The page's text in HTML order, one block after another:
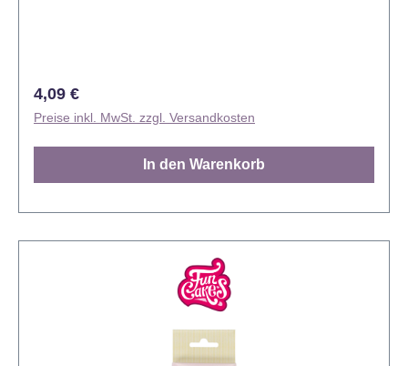
nicht wegschmilzt oder verschwindet. Es kann im
Kühlschrank aufbewahrt werden und schmilzt nicht.
Es behält seine weiße Farbe, ohne feucht oder
klebrig zu werden. Inhalt: 150 Gramm.
Regulärer Preis:
4,09 €
Preise inkl. MwSt. zzgl. Versandkosten
In den Warenkorb